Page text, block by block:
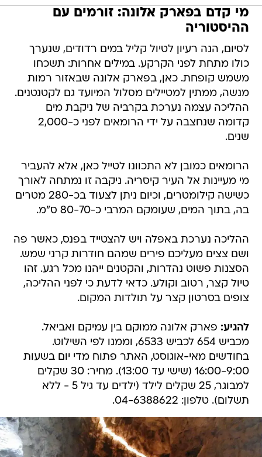
מי קדם בפארק אלונה: זורמים עם
ההיסטוריה
לסיום, הנה רעיון לטיול קליל במים רדודים, שנערך
כולו מתחת לפני הקרקע. במילים אחרות: תשכחו
משמש קופחת. כאן, בפארק אלונה שבאזור רמות
מנשה, ממתין למטיילים מסלול המיועד גם לקטנטנים.
ההליכה עצמה נערכת בקרביה של ניקבת מים
קדומה שנחצבה על ידי הרומאים לפני כ-2,000
שנים.
הרומאים כמובן לא התכוונו לטייל כאן, אלא להעביר
מי מעיינות אל העיר קיסריה. ניקבה זו נמתחה לאורך
כשישה קילומטרים, וכיום ניתן לצעוד בכ-280 מטרים
בה, בתוך המים, שעומקם המרבי כ-80-70 ס"מ.
ההליכה נערכת באפלה ויש להצטייד בפנס, כאשר פה
ושם צצים מעליכם פירים שמהם חודרות קרני שמש.
הסצנות פשוט נהדרות, והקטנים ייהנו מכל רגע. זהו
טיול קצר, רטוב וקולע. כדאי לדעת כי לפני ההליכה,
צופים בסרטון קצר על תולדות המקום.
להגיע: פארק אלונה ממוקם בין עמיקם ואביאל.
מכביש 654 לכביש 6533, וממנו לפי השילוט.
בחודשים מאי-אוגוסט, האתר פתוח מדי יום בשעות
16:00-9:00 (שישי עד 13:00). מחיר: 30 שקלים
למבוגר, 25 שקלים לילד (ילדים עד גיל 5 - ללא
תשלום). טלפון: 04-6388622.